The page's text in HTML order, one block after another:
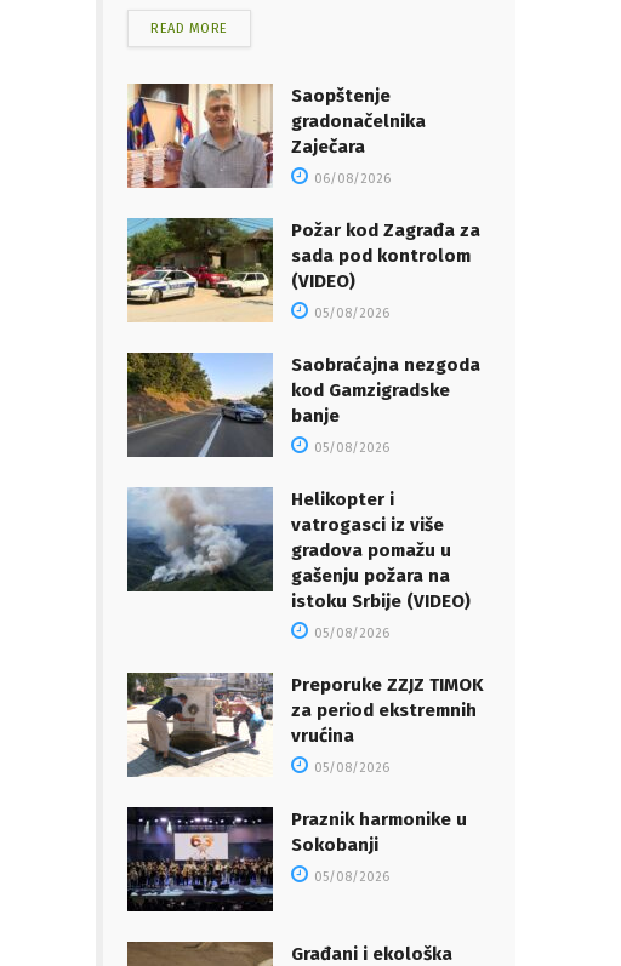
READ MORE
Saopštenje
gradonačelnika
Zaječara
06/08/2026
Požar kod Zagrađa za
sada pod kontrolom
(VIDEO)
05/08/2026
Saobraćajna nezgoda
kod Gamzigradske
banje
05/08/2026
Helikopter i
vatrogasci iz više
gradova pomažu u
gašenju požara na
istoku Srbije (VIDEO)
05/08/2026
Preporuke ZZJZ TIMOK
za period ekstremnih
vrućina
05/08/2026
Praznik harmonike u
Sokobanji
05/08/2026
Građani i ekološka